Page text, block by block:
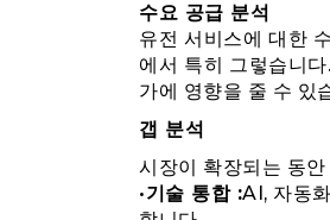
수요 공급 분석
유전 서비스에 대한
에서 특히 그렇습니
가에 영향을 줄 수 있
갭 분석
시장이 확장되는 동
•기술 통합 :AI, 자동